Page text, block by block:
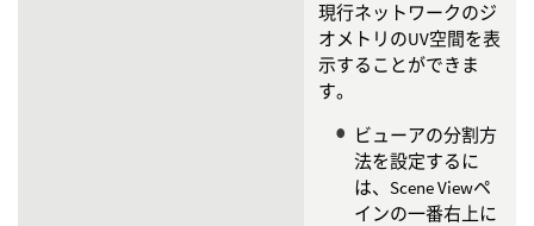
現行ネットワークのジ
オメトリのUV空間を表
示することができま
す。
ビューアの分割方
法を設定するに
は、Scene Viewペ
インの一番右上に